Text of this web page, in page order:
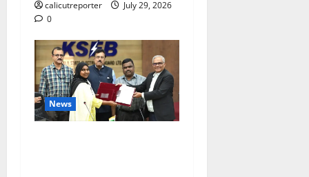
calicutreporter
July 29, 2026
0
News